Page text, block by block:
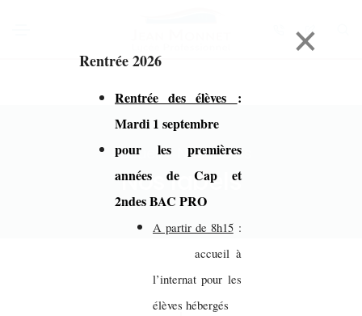
×
Rentrée 2026
Rentrée des élèves :
Mardi 1 septembre
pour les premières
années de Cap et
2ndes BAC PRO
A partir de 8h15:
accueil à
l’internat pour les
élèves hébergés
Accueil > Nos labels
Nos labels